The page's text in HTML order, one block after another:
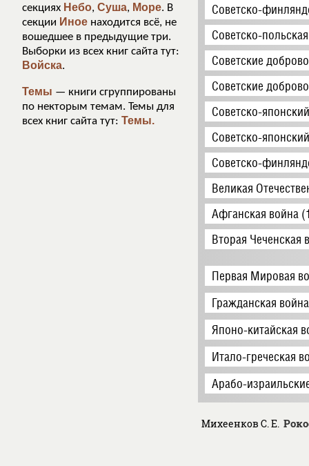
секциях Небо, Суша, Море. В
секции Иное находится всё, не
вошедшее в предыдущие три.
Выборки из всех книг сайта тут:
Войска.
Темы — книги сгруппированы
по некторым темам. Темы для
всех книг сайта тут: Темы.
Советско-
Советско-
Советские
Советские
Советско-
Советско-
Советско-
Великая
Афганская война
Вторая
Первая Мировая
Гражданская
Японо-китайская
Итало-греческая
Арабо-
Михеенков С. Е.